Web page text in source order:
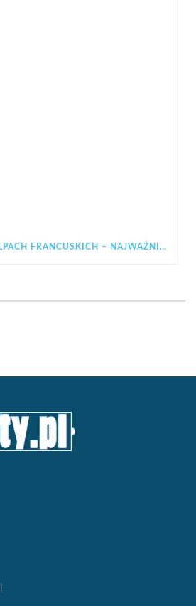
PRZEWODNIK PO ALPACH FRANCUSKICH – NAJWAŻNIEJSZE INFORMACJE PRZED WYJAZDEM